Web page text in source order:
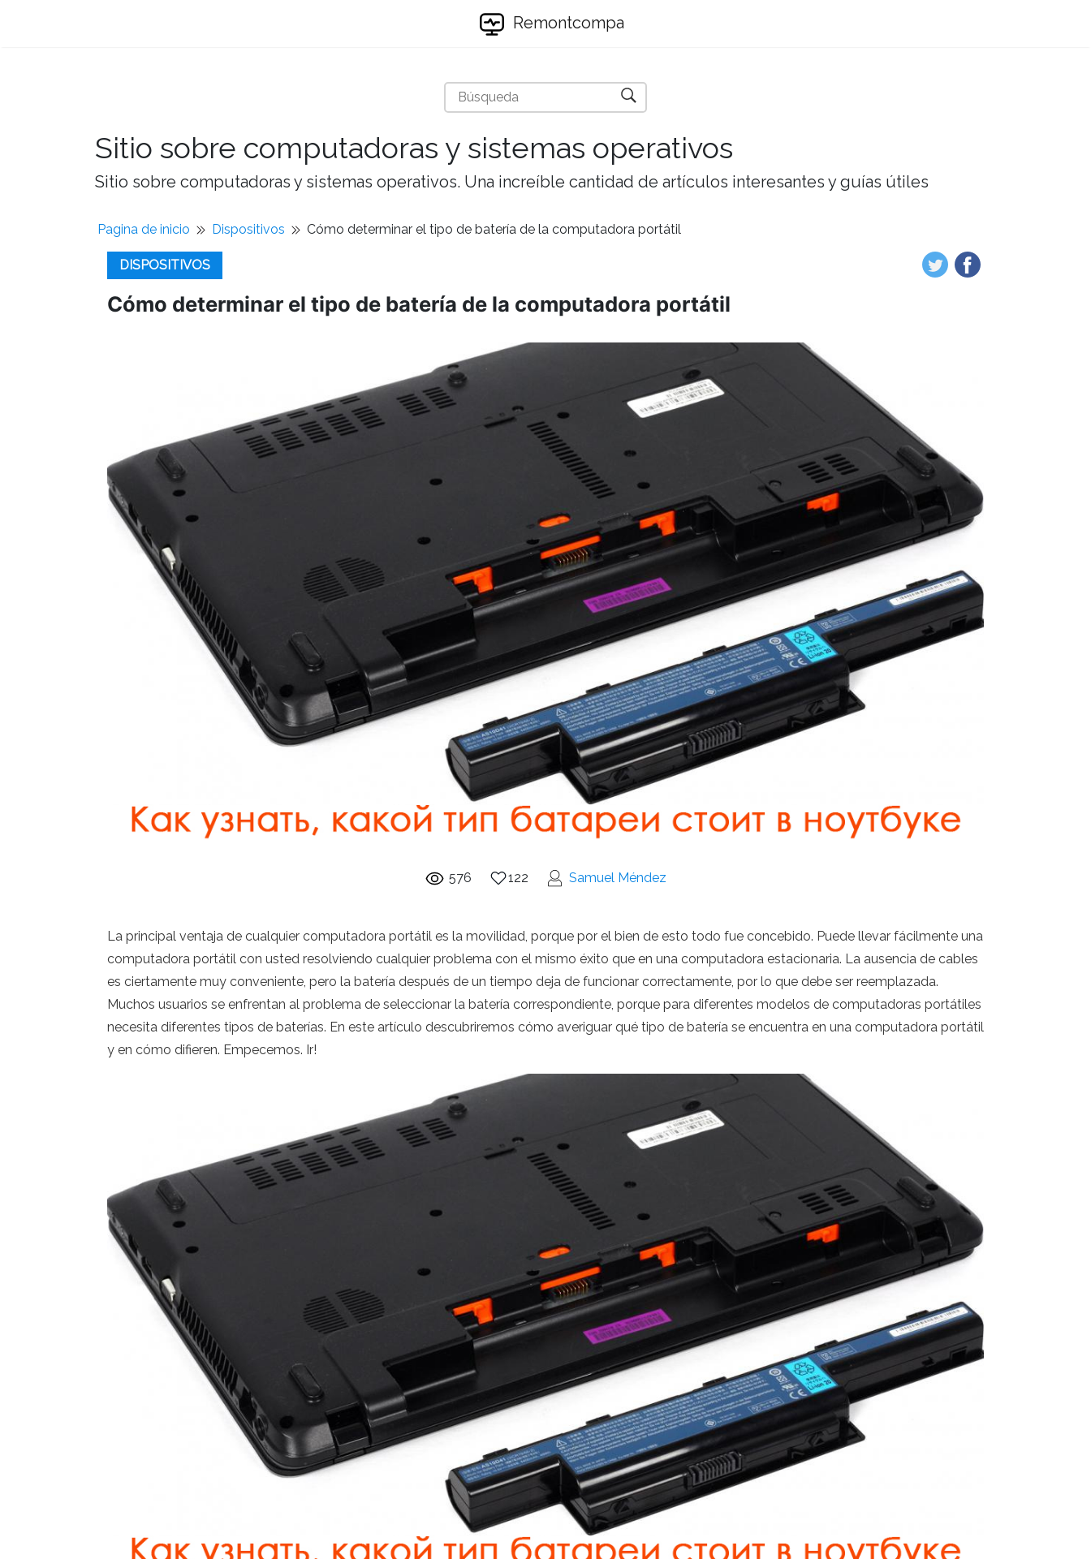
Remontcompa
Sitio sobre computadoras y sistemas operativos
Sitio sobre computadoras y sistemas operativos. Una increíble cantidad de artículos interesantes y guías útiles
Pagina de inicio Dispositivos Cómo determinar el tipo de batería de la computadora portátil
DISPOSITIVOS
Cómo determinar el tipo de batería de la computadora portátil
576 122 Samuel Méndez
La principal ventaja de cualquier computadora portátil es la movilidad, porque por el bien de esto todo fue concebido. Puede llevar fácilmente una
computadora portátil con usted resolviendo cualquier problema con el mismo éxito que en una computadora estacionaria. La ausencia de cables
es ciertamente muy conveniente, pero la batería después de un tiempo deja de funcionar correctamente, por lo que debe ser reemplazada.
Muchos usuarios se enfrentan al problema de seleccionar la batería correspondiente, porque para diferentes modelos de computadoras portátiles
necesita diferentes tipos de baterías. En este artículo descubriremos cómo averiguar qué tipo de batería se encuentra en una computadora portátil
y en cómo difieren. Empecemos. Ir!